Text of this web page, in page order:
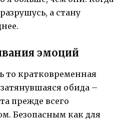
а стану
эмоций
то кратковременная
обида –
прежде всего
Безопасным как для